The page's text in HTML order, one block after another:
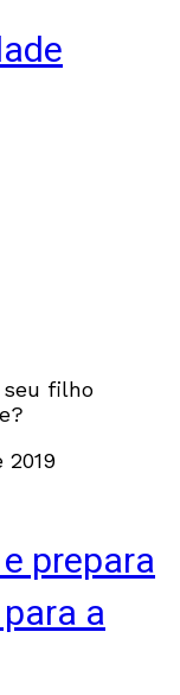
2019
prepara
a